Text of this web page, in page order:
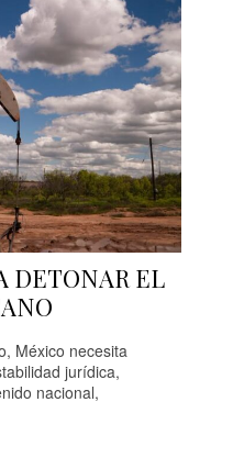
DETONAR EL
México necesita
jurídica,
nacional,